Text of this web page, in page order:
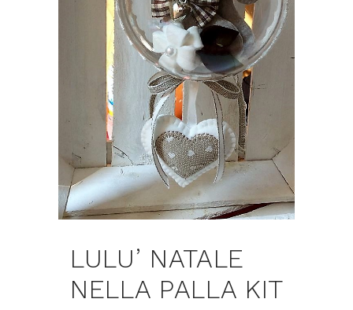
LULU’ NATALE
NELLA PALLA KIT